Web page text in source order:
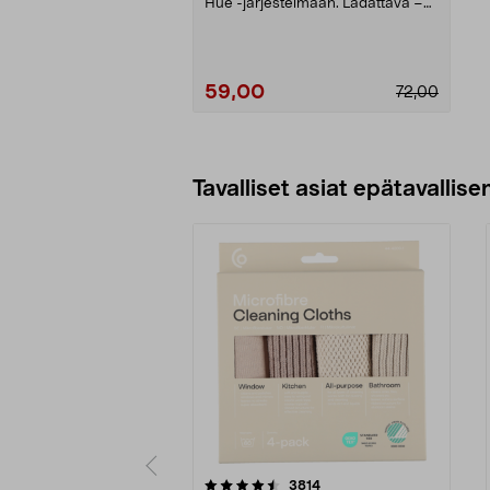
Hue -järjestelmään. Ladattava –
72,00
59,00
Tavalliset asiat
3814arvostelut
4.5viidestä